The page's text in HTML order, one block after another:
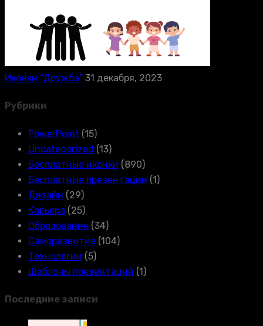
Иконки “Дружба” 31 декабря, 2023
Рубрики
PowerPoint (15)
Uncategorized (13)
Бесплатные иконки (890)
Бесплатные презентации (1)
Дизайн (29)
Карьера (25)
Образование (34)
Саморазвитие (104)
Технологии (5)
Шаблоны презентаций (1)
Последние записи